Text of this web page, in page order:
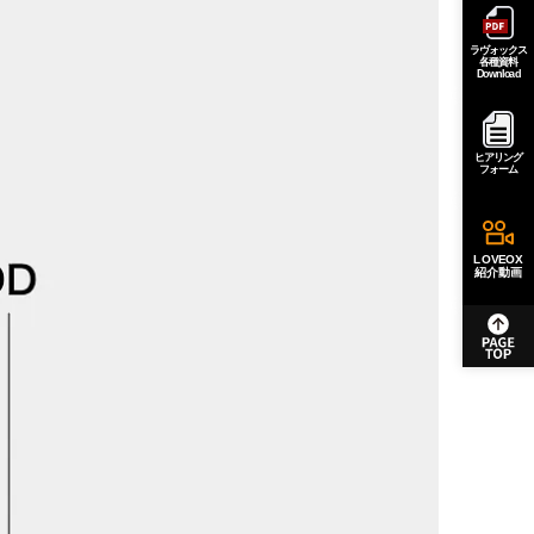
ラヴォックス
各種資料
Download
ヒアリング
フォーム
LOVEOX
紹介動画